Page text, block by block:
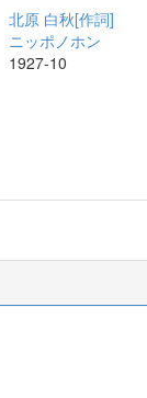
北原 白秋[作詞]
ニッポノホン
1927-10